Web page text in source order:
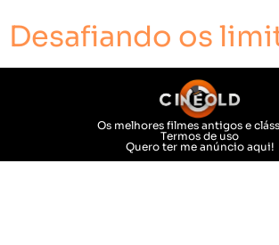
Desafiando os
Os melhores filmes antigos e
Termos de uso
Quero ter me anúncio aqui!